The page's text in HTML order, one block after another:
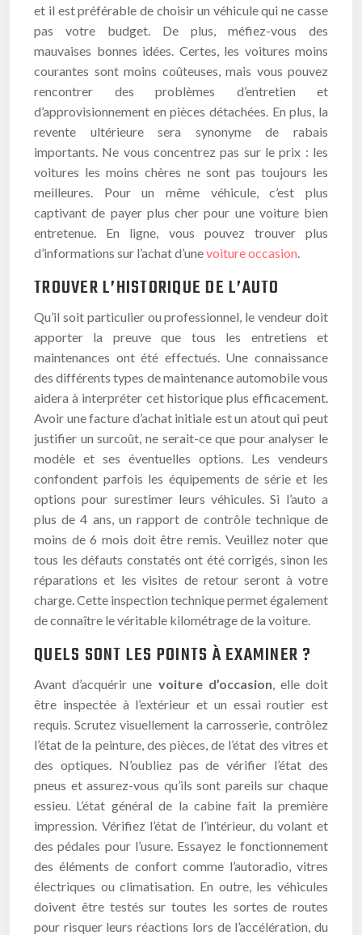
et il est préférable de choisir un véhicule qui ne casse
pas votre budget. De plus, méfiez-vous des
mauvaises bonnes idées. Certes, les voitures moins
courantes sont moins coûteuses, mais vous pouvez
rencontrer des problèmes d’entretien et
d’approvisionnement en pièces détachées. En plus, la
revente ultérieure sera synonyme de rabais
importants. Ne vous concentrez pas sur le prix : les
voitures les moins chères ne sont pas toujours les
meilleures. Pour un même véhicule, c’est plus
captivant de payer plus cher pour une voiture bien
entretenue. En ligne, vous pouvez trouver plus
d’informations sur l’achat d’unevoiture occasion.
TROUVER L’HISTORIQUE DE L’AUTO
Qu’il soit particulier ou professionnel, le vendeur doit
apporter la preuve que tous les entretiens et
maintenances ont été effectués. Une connaissance
des différents types de maintenance automobile vous
aidera à interpréter cet historique plus efficacement.
Avoir une facture d’achat initiale est un atout qui peut
justifier un surcoût, ne serait-ce que pour analyser le
modèle et ses éventuelles options. Les vendeurs
confondent parfois les équipements de série et les
options pour surestimer leurs véhicules. Si l’auto a
plus de 4 ans, un rapport de contrôle technique de
moins de 6 mois doit être remis. Veuillez noter que
tous les défauts constatés ont été corrigés, sinon les
réparations et les visites de retour seront à votre
charge. Cette inspection technique permet également
de connaître le véritable kilométrage de la voiture.
QUELS SONT LES POINTS À EXAMINER ?
Avant d’acquérir une voiture d’occasion, elle doit
être inspectée à l’extérieur et un essai routier est
requis. Scrutez visuellement la carrosserie, contrôlez
l’état de la peinture, des pièces, de l’état des vitres et
des optiques. N’oubliez pas de vérifier l’état des
pneus et assurez-vous qu’ils sont pareils sur chaque
essieu. L’état général de la cabine fait la première
impression. Vérifiez l’état de l’intérieur, du volant et
des pédales pour l’usure. Essayez le fonctionnement
des éléments de confort comme l’autoradio, vitres
électriques ou climatisation. En outre, les véhicules
doivent être testés sur toutes les sortes de routes
pour risquer leurs réactions lors de l’accélération, du